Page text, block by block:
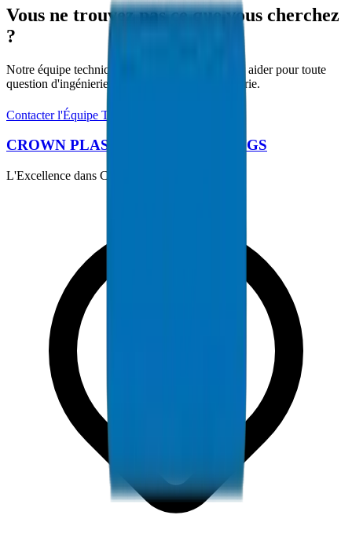
Vous ne trouvez pas ce que vous cherchez
?
Notre équipe technique est disponible pour vous aider pour toute
question d'ingénierie sur les systèmes de tuyauterie.
Contacter l'Équipe Technique
CROWN PLASTIC PIPES / FITTINGS
L'Excellence dans Chaque Tuyau